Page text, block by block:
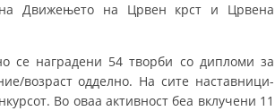
Движењето на Црвен крст и Црвена
се наградени 54 творби со дипломи за
возраст одделно. На сите наставници-
Во оваа активност беа вклучени 11